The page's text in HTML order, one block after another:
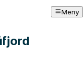
Meny